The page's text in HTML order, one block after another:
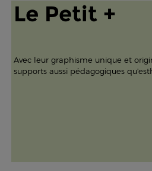
Le Petit +
Avec leur graphisme unique et
supports aussi pédagogiques